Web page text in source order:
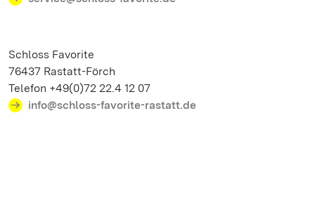
Schloss Favorite
76437 Rastatt-Förch
Telefon +49(0)72 22.4 12 07
info@schloss-favorite-rastatt.de